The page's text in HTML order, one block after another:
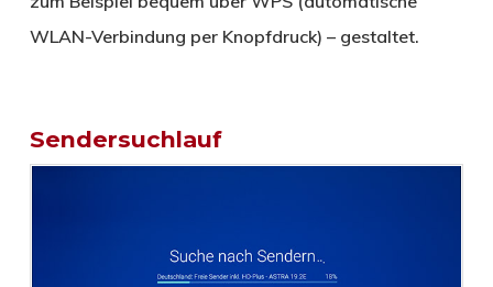
WLAN-Verbindung per Knopfdruck) – gestaltet.
Sendersuchlauf